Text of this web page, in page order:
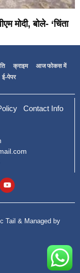
मोदी, बोले- ‘चिंता
क्राइम
आज फोकस में
ई-पेपर
Contact Info
Tail & Managed by